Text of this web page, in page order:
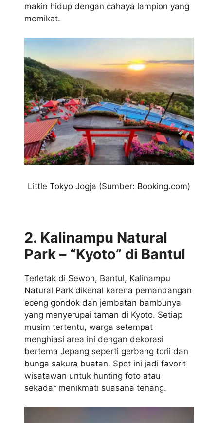
makin hidup dengan cahaya lampion yang
memikat.
Little Tokyo Jogja (Sumber: Booking.com)
2. Kalinampu Natural
Park – “Kyoto” di Bantul
Terletak di Sewon, Bantul, Kalinampu
Natural Park dikenal karena pemandangan
eceng gondok dan jembatan bambunya
yang menyerupai taman di Kyoto. Setiap
musim tertentu, warga setempat
menghiasi area ini dengan dekorasi
bertema Jepang seperti gerbang torii dan
bunga sakura buatan. Spot ini jadi favorit
wisatawan untuk hunting foto atau
sekadar menikmati suasana tenang.